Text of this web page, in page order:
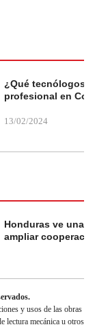
¿Qué tecnólogos
profesional en
13/02/2024
Honduras ve una
ampliar
y usos de las obras
lectura mecánica u otros